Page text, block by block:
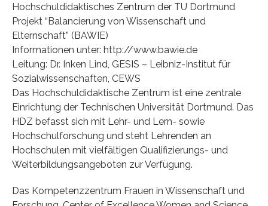
Hochschuldidaktisches Zentrum der TU Dortmund
Projekt “Balancierung von Wissenschaft und
Elternschaft” (BAWIE)
Informationen unter: http://www.bawie.de
Leitung: Dr. Inken Lind, GESIS – Leibniz-Institut für
Sozialwissenschaften, CEWS
Das Hochschuldidaktische Zentrum ist eine zentrale
Einrichtung der Technischen Universität Dortmund. Das
HDZ befasst sich mit Lehr- und Lern- sowie
Hochschulforschung und steht Lehrenden an
Hochschulen mit vielfältigen Qualifizierungs- und
Weiterbildungsangeboten zur Verfügung.
Das Kompetenzzentrum Frauen in Wissenschaft und